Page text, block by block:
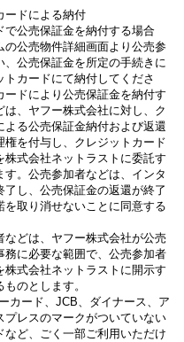
ードによる納付
で公売保証金を納付する場合
の公売物件詳細画面より公売参
、公売保証金を所定の手続きに
トカードにて納付してくださ
ードにより公売保証金を納付す
は、ヤフー株式会社に対し、ク
よる公売保証金納付および返還
権を付与し、クレジットカード
株式会社ネットラストに委託す
す。公売参加者などは、インタ
了し、公売保証金の返還が終了
を取り消せないことに同意する
などは、ヤフー株式会社が公売
務に必要な範囲で、公売参加者
株式会社ネットラストに開示す
のとします。
カード、JCB、ダイナース、ア
プレスのマークがついていない
など、ごく一部ご利用いただけ